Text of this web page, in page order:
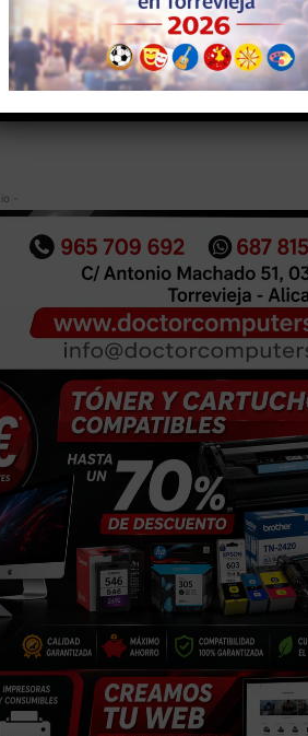
la comprensión de la muestra.
habiendo itinerado hasta el momento
Cocentaina, Guardamar del
-